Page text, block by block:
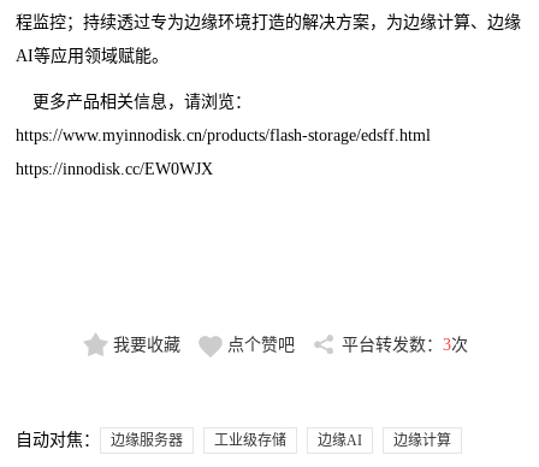
程监控；持续透过专为边缘环境打造的解决方案，为边缘计算、边缘
AI等应用领域赋能。
更多产品相关信息，请浏览：
https://www.myinnodisk.cn/products/flash-storage/edsff.html
https://innodisk.cc/EW0WJX
我要收藏 点个赞吧 平台转发数： 3次
自动对焦： 边缘服务器 工业级存储 边缘AI 边缘计算